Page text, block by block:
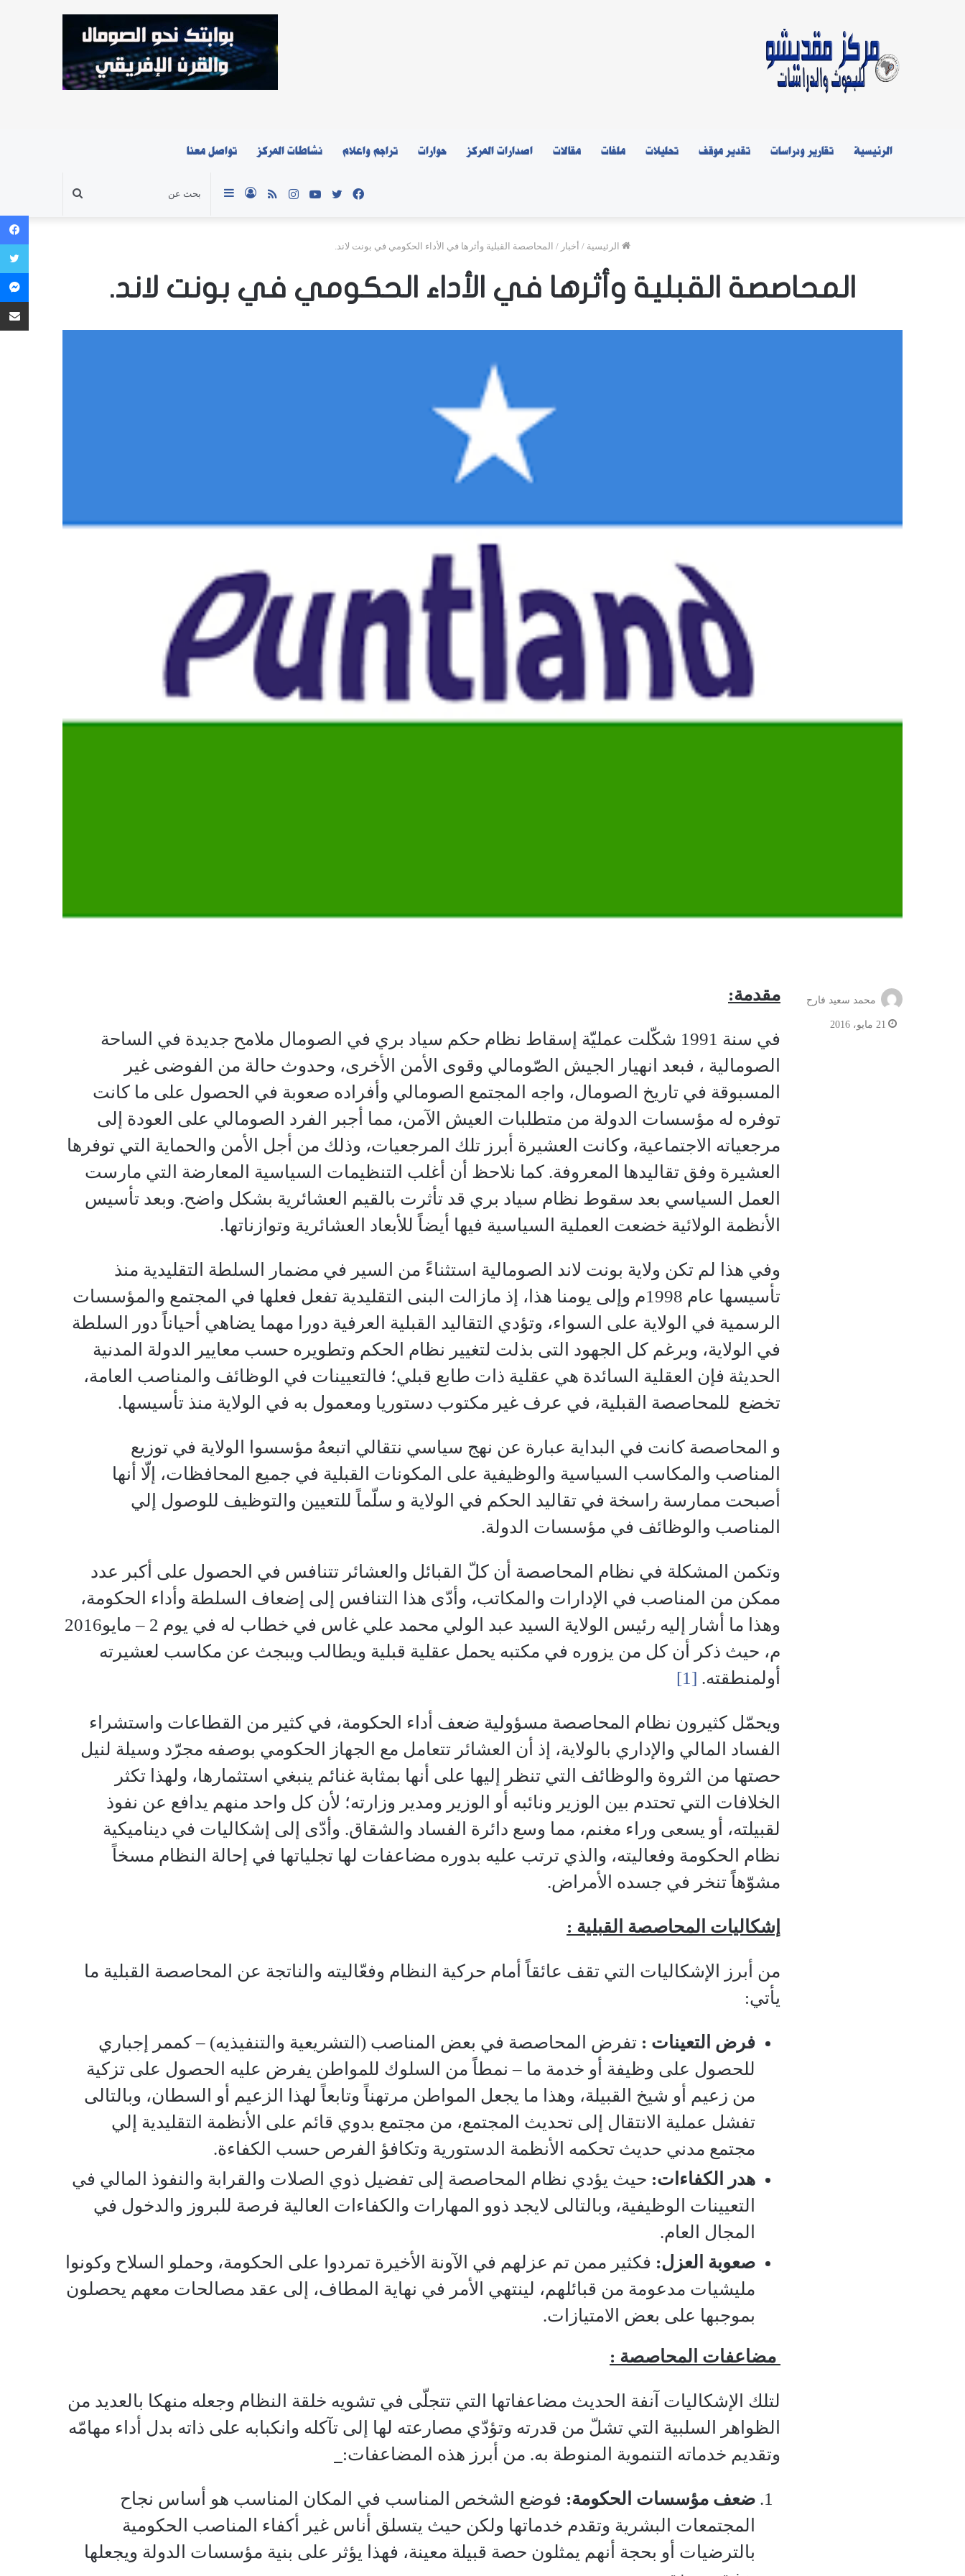
الرئيسية تقارير ودراسات تقدير موقف تحليلات ملفات مقالات اصدارات المركز حوارات تراجم واعلام نشاطات المركز تواصل معنا
إضافة
جانبي
تسجيل ملخص
RSS
انستقراميوتيوب تويتر
فيسبوك
الرئيسية / أخبار / المحاصصة القبلية وأثرها في الأداء الحكومي في بونت لاند.
المحاصصة القبلية وأثرها في الأداء الحكومي في بونت لاند.
مقدمة:
في سنة 1991 شكّلت عمليّة إسقاط نظام حكم سياد بري في الصومال ملامح جديدة في الساحة
الصومالية ، فبعد انهيار الجيش الصّومالي وقوى الأمن الأخرى، وحدوث حالة من الفوضى غير
المسبوقة في تاريخ الصومال، واجه المجتمع الصومالي وأفراده صعوبة في الحصول على ما كانت
توفره له مؤسسات الدولة من متطلبات العيش الآمن، مما أجبر الفرد الصومالي على العودة إلى
مرجعياته الاجتماعية، وكانت العشيرة أبرز تلك المرجعيات، وذلك من أجل الأمن والحماية التي توفرها
العشيرة وفق تقاليدها المعروفة. كما نلاحظ أن أغلب التنظيمات السياسية المعارضة التي مارست
العمل السياسي بعد سقوط نظام سياد بري قد تأثرت بالقيم العشائرية بشكل واضح. وبعد تأسيس
الأنظمة الولائية خضعت العملية السياسية فيها أيضاً للأبعاد العشائرية وتوازناتها.
وفي هذا لم تكن ولاية بونت لاند الصومالية استثناءً من السير في مضمار السلطة التقليدية منذ
تأسيسها عام 1998م وإلى يومنا هذا، إذ مازالت البنى التقليدية تفعل فعلها في المجتمع والمؤسسات
الرسمية في الولاية على السواء، وتؤدي التقاليد القبلية العرفية دورا مهما يضاهي أحياناً دور السلطة
في الولاية، وبرغم كل الجهود التى بذلت لتغيير نظام الحكم وتطويره حسب معايير الدولة المدنية
الحديثة فإن العقلية السائدة هي عقلية ذات طابع قبلي؛ فالتعيينات في الوظائف والمناصب العامة،
تخضع للمحاصصة القبلية، في عرف غير مكتوب دستوريا ومعمول به في الولاية منذ تأسيسها.
و المحاصصة كانت في البداية عبارة عن نهج سياسي نتقالي اتبعهُ مؤسسوا الولاية في توزيع
المناصب والمكاسب السياسية والوظيفية على المكونات القبلية في جميع المحافظات، إلّا أنها
أصبحت ممارسة راسخة في تقاليد الحكم في الولاية و سلّماً للتعيين والتوظيف للوصول إلي
المناصب والوظائف في مؤسسات الدولة.
وتكمن المشكلة في نظام المحاصصة أن كلّ القبائل والعشائر تتنافس في الحصول على أكبر عدد
ممكن من المناصب في الإدارات والمكاتب، وأدّى هذا التنافس إلى إضعاف السلطة وأداء الحكومة،
وهذا ما أشار إليه رئيس الولاية السيد عبد الولي محمد علي غاس في خطاب له في يوم 2 – مايو2016
م، حيث ذكر أن كل من يزوره في مكتبه يحمل عقلية قبلية ويطالب ويبجث عن مكاسب لعشيرته
أولمنطقته. [1]
ويحمّل كثيرون نظام المحاصصة مسؤولية ضعف أداء الحكومة، في كثير من القطاعات واستشراء
الفساد المالي والإداري بالولاية، إذ أن العشائر تتعامل مع الجهاز الحكومي بوصفه مجرّد وسيلة لنيل
حصتها من الثروة والوظائف التي تنظر إليها على أنها بمثابة غنائم ينبغي استثمارها، ولهذا تكثر
الخلافات التي تحتدم بين الوزير ونائبه أو الوزير ومدير وزارته؛ لأن كل واحد منهم يدافع عن نفوذ
لقبيلته، أو يسعى وراء مغنم، مما وسع دائرة الفساد والشقاق. وأدّى إلى إشكاليات في ديناميكية
نظام الحكومة وفعاليته، والذي ترتب عليه بدوره مضاعفات لها تجلياتها في إحالة النظام مسخاً
مشوّهاً تنخر في جسده الأمراض.
إشكاليات المحاصصة القبلية :
من أبرز الإشكاليات التي تقف عائقاً أمام حركية النظام وفعّاليته والناتجة عن المحاصصة القبلية ما
يأتي:
فرض التعينات : تفرض المحاصصة في بعض المناصب (التشريعية والتنفيذيه) – كممر إجباري
للحصول على وظيفة أو خدمة ما – نمطاً من السلوك للمواطن يفرض عليه الحصول على تزكية
من زعيم أو شيخ القبيلة، وهذا ما يجعل المواطن مرتهناً وتابعاً لهذا الزعيم أو السطان، وبالتالى
تفشل عملية الانتقال إلى تحديث المجتمع، من مجتمع بدوي قائم على الأنظمة التقليدية إلي
مجتمع مدني حديث تحكمه الأنظمة الدستورية وتكافؤ الفرص حسب الكفاءة.
هدر الكفاءات: حيث يؤدي نظام المحاصصة إلى تفضيل ذوي الصلات والقرابة والنفوذ المالي في
التعيينات الوظيفية، وبالتالى لايجد ذوو المهارات والكفاءات العالية فرصة للبروز والدخول في
المجال العام.
صعوبة العزل: فكثير ممن تم عزلهم في الآونة الأخيرة تمردوا على الحكومة، وحملو السلاح وكونوا
مليشيات مدعومة من قبائلهم، لينتهي الأمر في نهاية المطاف، إلى عقد مصالحات معهم يحصلون
بموجبها على بعض الامتيازات.
مضاعفات المحاصصة :
لتلك الإشكاليات آنفة الحديث مضاعفاتها التي تتجلّى في تشويه خلقة النظام وجعله منهكا بالعديد من
الظواهر السلبية التي تشلّ من قدرته وتؤدّي مصارعته لها إلى تآكله وانكبابه على ذاته بدل أداء مهامّه
وتقديم خدماته التنموية المنوطة به. من أبرز هذه المضاعفات:
ضعف مؤسسات الحكومة: فوضع الشخص المناسب في المكان المناسب هو أساس نجاح
المجتمعات البشرية وتقدم خدماتها ولكن حيث يتسلق أناس غير أكفاء المناصب الحكومية
بالترضيات أو بحجة أنهم يمثلون حصة قبيلة معينة، فهذا يؤثر على بنية مؤسسات الدولة ويجعلها
محمد سعيد فارح
21 مايو، 2016